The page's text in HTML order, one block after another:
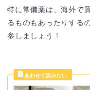
特に常備薬は、海外で
るものもあったりする
参しましょう！